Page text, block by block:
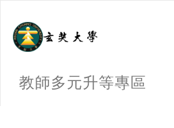
教師多元升等專區